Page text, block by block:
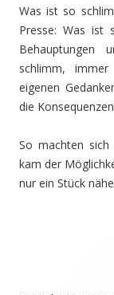
Was ist so
Presse: Was ist
Behauptungen
schlimm,
eigenen
die
So machten sich
kam der
nur ein Stück